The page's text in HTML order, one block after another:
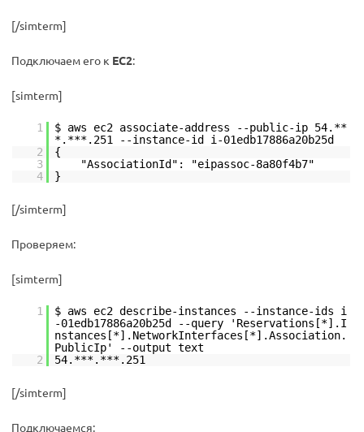
[/simterm]
Подключаем его к EC2:
[simterm]
1
$ aws ec2 associate-address --public-ip 54.**
*.***.251 --instance-id i-01edb17886a20b25d
2
{
3
"AssociationId": "eipassoc-8a80f4b7"
4
}
[/simterm]
Проверяем:
[simterm]
1
$ aws ec2 describe-instances --instance-ids i
-01edb17886a20b25d --query 'Reservations[*].I
nstances[*].NetworkInterfaces[*].Association.
PublicIp' --output text
2
54.***.***.251
[/simterm]
Подключаемся: